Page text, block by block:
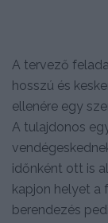
A tervező
hosszú és
ellenére egy
A tulajdonos
időnként ott is
kapjon helyet a
berendezés